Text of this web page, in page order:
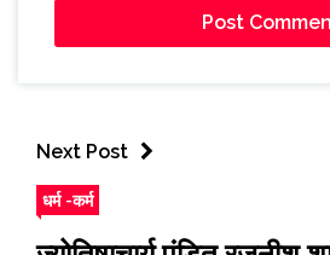
Next Post
धर्म -कर्म